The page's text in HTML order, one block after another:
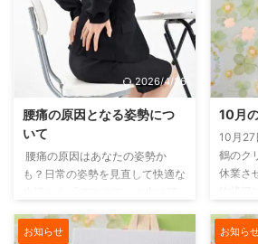
2026/4/26
腰痛の原因となる姿勢につ
いて
腰痛の原因はあなたの姿勢か
も？日常の姿勢を見直して快適な
と腰が重い」そんな経験はありま
10月
10月27
鶴のク
休業さ
ご予約
お知らせ お知ら